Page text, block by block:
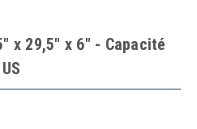
x 29,5" x 6" - Capacité